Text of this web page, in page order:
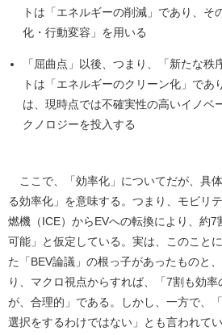
トは「エネルギーの削減」であり、そ
化・行動変容」を用いる
「屈曲点」以後、つまり、「新たな秩
トは「エネルギーのクリーン化」であ
は、現時点では不確実性の高いイノベ
クノロジーを投入する
ここで、「効率化」についてだが、具
る効率化」を意味する。つまり、モビリ
燃機（ICE）からEVへの転換により、約
可能」と仮定している。実は、このこと
た「BEV論議」の根っ子があったものと
り、マクロ視点からすれば、「7割も効
が、合理的」である。しかし、一方で、
選択をするわけではない」とも言われて